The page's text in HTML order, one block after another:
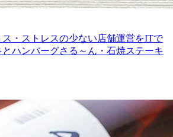
・ストレスの少ない店舗運営をITで
ハンバーグさる～ん・石焼ステーキ